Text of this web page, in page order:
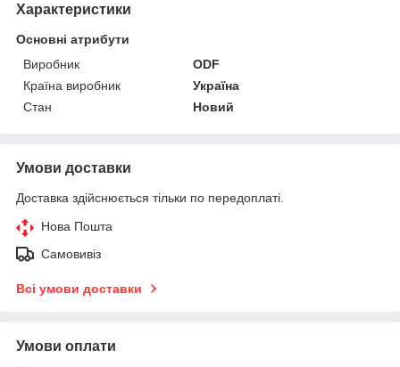
Характеристики
Основні атрибути
Виробник
ODF
Країна виробник
Україна
Стан
Новий
Умови доставки
Доставка здійснюється тільки по передоплаті.
Нова Пошта
Самовивіз
Всі умови доставки
Умови оплати